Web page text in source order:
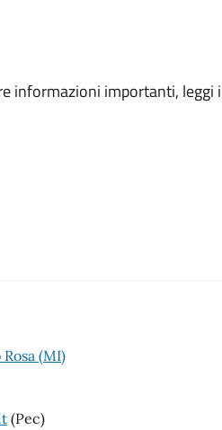
informazioni importanti, leggi
(MI)
(Pec)